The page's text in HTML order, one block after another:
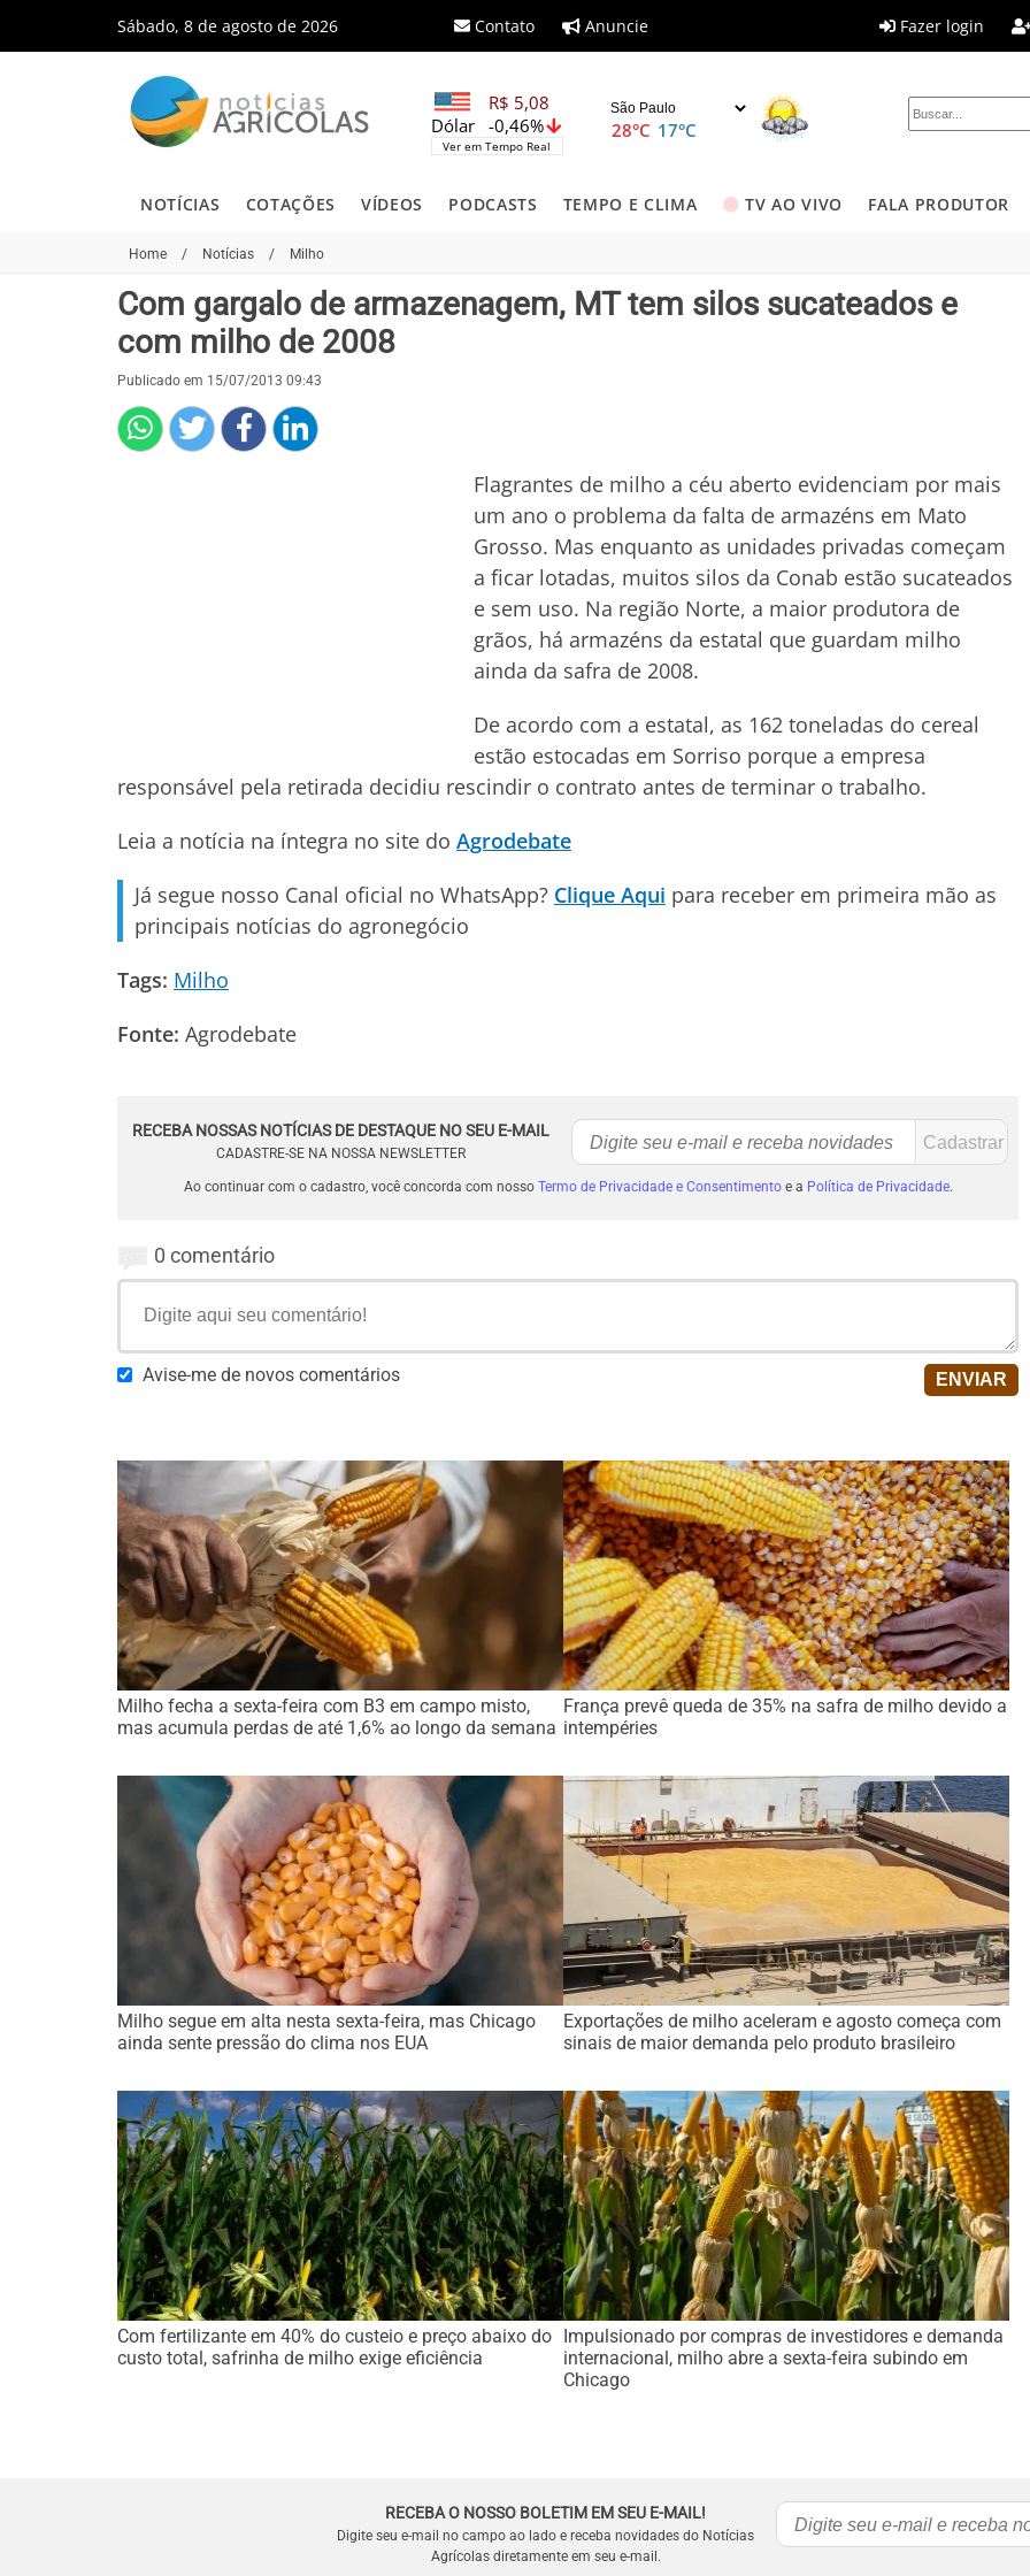
Sábado, 8 de agosto de 2026 Contato Anuncie Fazer login
R$ 5,08
-0,46%
Dólar
Ver em Tempo Real
28°C 17°C
NOTÍCIAS COTAÇÕES VÍDEOS PODCASTS TEMPO E CLIMA TV AO VIVO FALA PRODUTOR
Home / Notícias / Milho
Com gargalo de armazenagem, MT tem silos sucateados e
com milho de 2008
Publicado em 15/07/2013 09:43
Flagrantes de milho a céu aberto evidenciam por mais
um ano o problema da falta de armazéns em Mato
Grosso. Mas enquanto as unidades privadas começam
a ficar lotadas, muitos silos da Conab estão sucateados
e sem uso. Na região Norte, a maior produtora de
grãos, há armazéns da estatal que guardam milho
ainda da safra de 2008.
De acordo com a estatal, as 162 toneladas do cereal
estão estocadas em Sorriso porque a empresa
responsável pela retirada decidiu rescindir o contrato antes de terminar o trabalho.
Leia a notícia na íntegra no site do Agrodebate
Já segue nosso Canal oficial no WhatsApp? Clique Aqui para receber em primeira mão as
principais notícias do agronegócio
Tags: Milho
Fonte: Agrodebate
RECEBA NOSSAS NOTÍCIAS DE DESTAQUE NO SEU E-MAIL
CADASTRE-SE NA NOSSA NEWSLETTER
Ao continuar com o cadastro, você concorda com nosso Termo de Privacidade e Consentimentoe a Política de Privacidade.
0 comentário
Avise-me de novos comentários
Milho fecha a sexta-feira com B3 em campo misto,
mas acumula perdas de até 1,6% ao longo da semana
França prevê queda de 35% na safra de milho devido a
intempéries
Milho segue em alta nesta sexta-feira, mas Chicago
ainda sente pressão do clima nos EUA
Exportações de milho aceleram e agosto começa com
sinais de maior demanda pelo produto brasileiro
Com fertilizante em 40% do custeio e preço abaixo do
custo total, safrinha de milho exige eficiência
Impulsionado por compras de investidores e demanda
internacional, milho abre a sexta-feira subindo em
Chicago
RECEBA O NOSSO BOLETIM EM SEU E-MAIL!
Digite seu e-mail no campo ao lado e receba novidades do Notícias
Agrícolas diretamente em seu e-mail.